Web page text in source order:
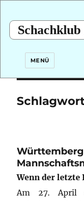
MENÜ
Wenn der
Am 27. April